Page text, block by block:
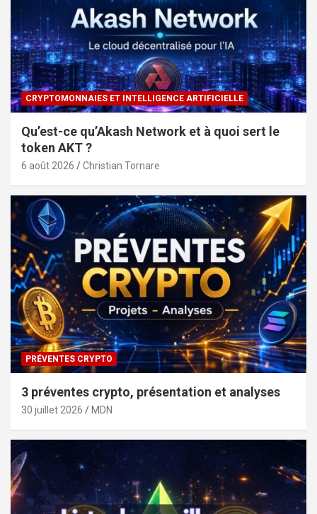
CRYPTOMONNAIES ET INTELLIGENCE ARTIFICIELLE
Qu’est-ce qu’Akash Network et à quoi sert le
token AKT ?
6 août 2026 Christian Tornare
PRÉVENTES CRYPTO
3 préventes crypto, présentation et analyses
30 juillet 2026 MDN